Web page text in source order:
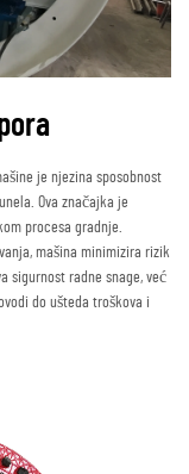
je njezina sposobnost
Ova značajka je
procesa gradnje.
mašina minimizira rizik
sigurnost radne snage, već
do ušteda troškova i